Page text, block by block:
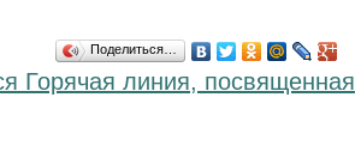
Поделиться…
Горячая линия, посвященная